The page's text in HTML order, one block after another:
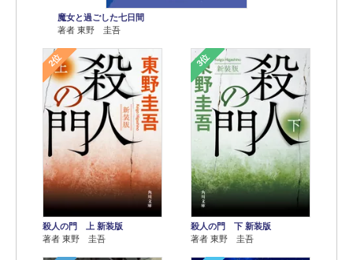
魔女と過ごした七日間
著者 東野 圭吾
2位
殺人の門 上 新装版
著者 東野 圭吾
3位
殺人の門 下 新装版
著者 東野 圭吾